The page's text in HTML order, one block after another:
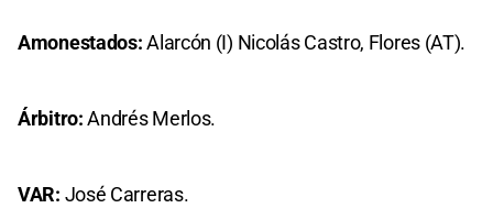
Amonestados:Alarcón (I) Nicolás Castro, Flores (AT).
Árbitro:Andrés Merlos.
VAR: José Carreras.